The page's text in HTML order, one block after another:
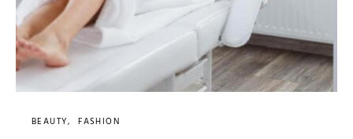
BEAUTY FASHION